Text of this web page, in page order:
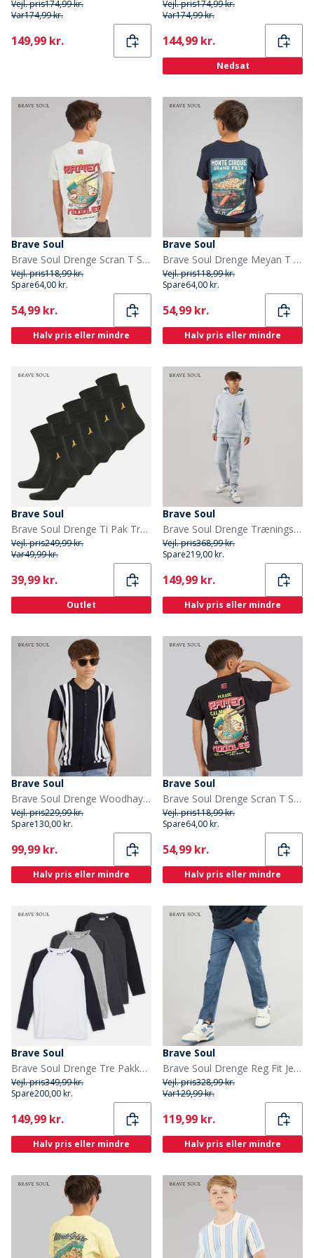
Vejl. pris174,99 kr.
Var174,99 kr.
Current
149,99 kr.
Vejl. pris174,99 kr.
Var174,99 kr.
Current
144,99 kr.
Nedsat
Brave Soul
Brave Soul Drenge Scran T Shirt Ecru Marl/Multi Farve
Vejl. pris118,99 kr.
Spare64,00 kr.
Current
54,99 kr.
Halv pris eller mindre
Brave Soul
Brave Soul Drenge Meyan T Shirt Marineblå/Multifarvet Print Navy/Multi-Colour Print
Vejl. pris118,99 kr.
Spare64,00 kr.
Current
54,99 kr.
Halv pris eller mindre
Brave Soul
Brave Soul Drenge Ti Pak Trænings Sokker Sort
Vejl. pris249,99 kr.
Var49,99 kr.
Current
39,99 kr.
Outlet
Brave Soul
Brave Soul Drenge Træningsdragt Lysegrå Melange
Vejl. pris368,99 kr.
Spare219,00 kr.
Current
149,99 kr.
Halv pris eller mindre
Brave Soul
Brave Soul Drenge Woodhay Polo Shirt Navy
Vejl. pris229,99 kr.
Spare130,00 kr.
Current
99,99 kr.
Halv pris eller mindre
Brave Soul
Brave Soul Drenge Scran T Shirt Jet Sort/Multifarve
Vejl. pris118,99 kr.
Spare64,00 kr.
Current
54,99 kr.
Halv pris eller mindre
Brave Soul
Brave Soul Drenge Tre Pakke Raglan T-Shirts Multi
Vejl. pris349,99 kr.
Spare200,00 kr.
Current
149,99 kr.
Halv pris eller mindre
Brave Soul
Brave Soul Drenge Reg Fit Jeans Mellemblå
Vejl. pris328,99 kr.
Var129,99 kr.
Current
119,99 kr.
Halv pris eller mindre